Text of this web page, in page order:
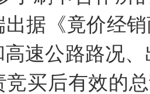
出据《竟价经
速公路路况
竞买后有效的